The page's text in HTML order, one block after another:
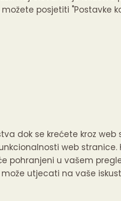
posjetiti
dok se krećete kroz web
web stranice.
pohranjeni u vašem
utjecati na vaše